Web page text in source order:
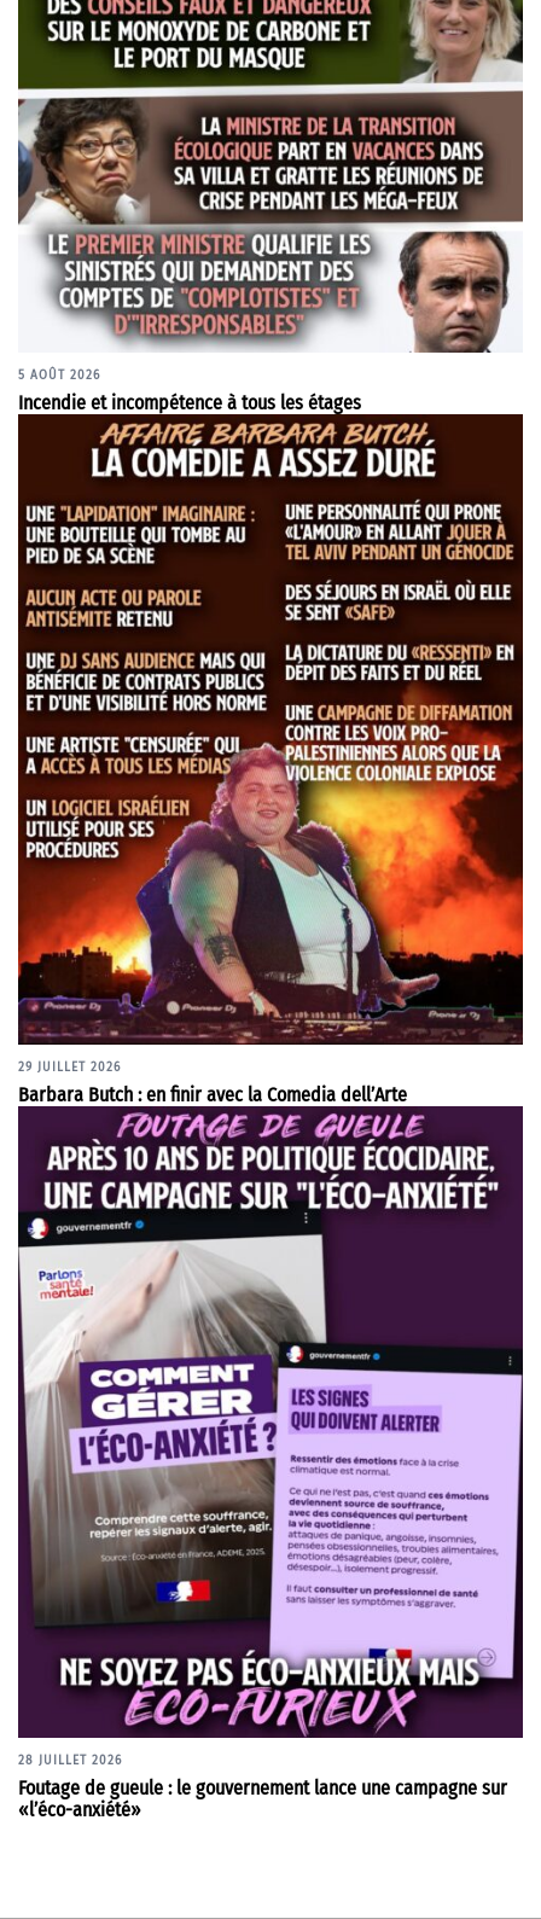
5 AOÛT 2026
Incendie et incompétence à tous les étages
29 JUILLET 2026
Barbara Butch : en finir avec la Comedia dell’Arte
28 JUILLET 2026
Foutage de gueule : le gouvernement lance une campagne sur
«l’éco-anxiété»